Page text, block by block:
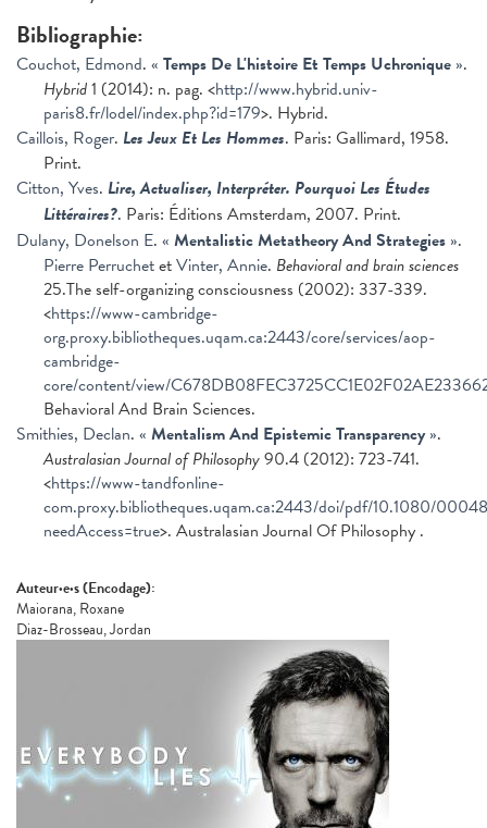
Bibliographie:
Couchot, Edmond. « Temps De L'histoire Et Temps Uchronique ».
Hybrid1 (2014): n. pag. <http://www.hybrid.univ-
paris8.fr/lodel/index.php?id=179>. Hybrid.
Caillois, Roger. Les Jeux Et Les Hommes. Paris: Gallimard, 1958.
Print.
Citton, Yves. Lire, Actualiser, Interpréter. Pourquoi Les Études
Littéraires?. Paris: Éditions Amsterdam, 2007. Print.
Dulany, Donelson E. « Mentalistic Metatheory And Strategies ».
Pierre PerruchetetVinter, Annie. Behavioral and brain sciences
25.The self-organizing consciousness (2002): 337-339.
<https://www-cambridge-
org.proxy.bibliotheques.uqam.ca:2443/core/services/aop-
cambridge-
core/content/view/
Behavioral And Brain Sciences.
Smithies, Declan. « Mentalism And Epistemic Transparency».
Australasian Journal of Philosophy90.4 (2012): 723-741.
<https://www-tandfonline-
com.proxy.bibliotheques.uqam.ca:2443/doi/pdf/10.1080/
needAccess=true>. Australasian Journal Of Philosophy .
Auteur·e·s (Encodage):
Maiorana, Roxane
Diaz-Brosseau, Jordan